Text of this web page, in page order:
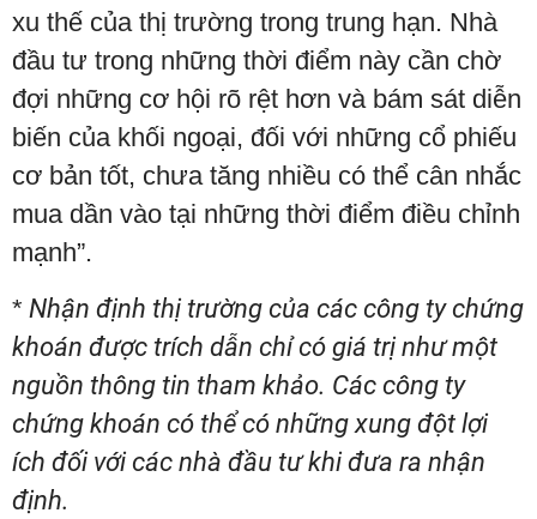
xu thế của thị trường trong trung hạn. Nhà
đầu tư trong những thời điểm này cần chờ
đợi những cơ hội rõ rệt hơn và bám sát diễn
biến của khối ngoại, đối với những cổ phiếu
cơ bản tốt, chưa tăng nhiều có thể cân nhắc
mua dần vào tại những thời điểm điều chỉnh
mạnh”.
* Nhận định thị trường của các công ty chứng
khoán được trích dẫn chỉ có giá trị như một
nguồn thông tin tham khảo. Các công ty
chứng khoán có thể có những xung đột lợi
ích đối với các nhà đầu tư khi đưa ra nhận
định.